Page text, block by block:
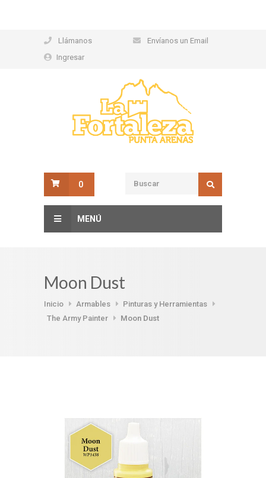
Llámanos
Envíanos un Email
Ingresar
0
MENÚ
Moon Dust
Inicio Armables
Pinturas y Herramientas
The Army Painter
Moon Dust